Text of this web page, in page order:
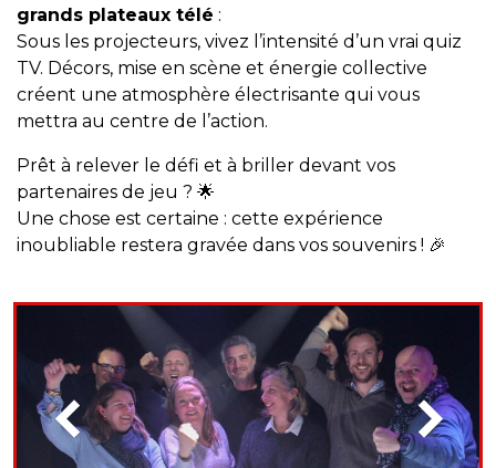
grands plateaux télé :
Sous les projecteurs, vivez l’intensité d’un vrai quiz
TV. Décors, mise en scène et énergie collective
créent une atmosphère électrisante qui vous
mettra au centre de l’action.
Prêt à relever le défi et à briller devant vos
partenaires de jeu ? 🌟
Une chose est certaine : cette expérience
inoubliable restera gravée dans vos souvenirs ! 🎉